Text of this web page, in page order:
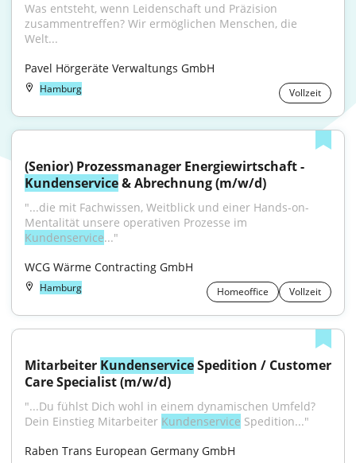
Was entsteht, wenn Leidenschaft und Präzision
zusammentreffen? Wir ermöglichen Menschen, die
Welt...
Pavel Hörgeräte Verwaltungs GmbH
Hamburg Vollzeit
Kundenservice & Abrechnung (m/w/d)
"...die mit Fachwissen, Weitblick und einer Hands-on-
Kundenservice..."
WCG Wärme Contracting GmbH
Hamburg Homeoffice Vollzeit
Mitarbeiter Kundenservice Spedition / Customer
Care Specialist (m/w/d)
"...Du fühlst Dich wohl in einem dynamischen Umfeld?
Dein Einstieg Mitarbeiter Kundenservice Spedition..."
Raben Trans European Germany GmbH